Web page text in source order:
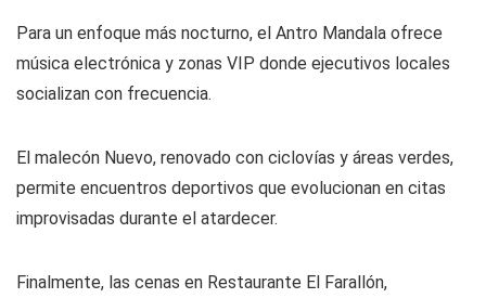
Para un enfoque más nocturno, el Antro Mandala ofrece
música electrónica y zonas VIP donde ejecutivos locales
socializan con frecuencia.
El malecón Nuevo, renovado con ciclovías y áreas verdes,
permite encuentros deportivos que evolucionan en citas
improvisadas durante el atardecer.
Finalmente, las cenas en Restaurante El Farallón,